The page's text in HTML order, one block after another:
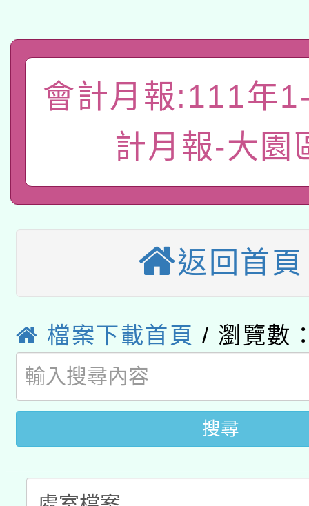
礎課程
A3數位素養講師名單
「數位內容與教學軟體
pilot」
有關大陸委員會函釋公
薪期間赴陸應申請許可
轉知經濟部水利署委託
業技術研究院辦理「
用水績優單位及節水達
115年8月22日(星期六
開 智慧啟航」
本校115學年度第2次
招)
適應運動共學行動站研
本館辦理115年度閱讀
暨閱讀推動專業研習
科技賦能─人工智慧
礎課程
A3數位素養講師名單
「數位內容與教學軟
薪期間赴陸應申請許可
轉知經濟部水利署委託
會計月報:111年
計月報-大園
返回首頁
檔案下載首頁 / 瀏覽數
搜尋